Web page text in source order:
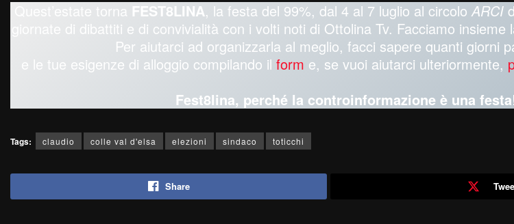
Quest’estate torna FEST8LINA, la festa del 99%, dal 4 al 7 luglio al circolo ARCI
giornate di dibattiti e di convivialità con i volti noti di Ottolina Tv. Facciamo insieme
Per aiutarci ad organizzarla al meglio, facci sapere quanti giorni
e le tue esigenze di alloggio compilando il form e, se vuoi aiutarci ulteriormente,
Fest8lina, perché la controinformazione è una festa!
Tags: claudio colle val d'elsa elezioni sindaco toticchi
Share